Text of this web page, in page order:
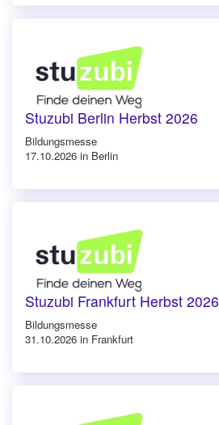
Stuzubi Berlin Herbst 2026
Bildungsmesse
17.10.2026 in Berlin
Stuzubi Frankfurt Herbst 2026
Bildungsmesse
31.10.2026 in Frankfurt